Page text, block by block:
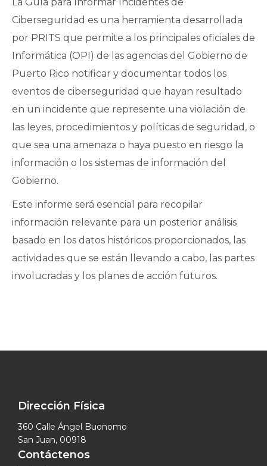
Ciberseguridad es una herramienta desarrollada
por PRITS que permite a los principales oficiales de
Informática (OPI) de las agencias del Gobierno de
Puerto Rico notificar y documentar todos los
eventos de ciberseguridad que hayan resultado
en un incidente que represente una violación de
las leyes, procedimientos y políticas de seguridad, o
que sea una amenaza o haya puesto en riesgo la
información o los sistemas de información del
Gobierno.
Este informe será esencial para recopilar
información relevante para un posterior análisis
basado en los datos históricos proporcionados, las
actividades que se están llevando a cabo, las partes
involucradas y los planes de acción futuros.
Dirección Física
360 Calle Ángel Buonomo
San Juan, 00918
Contáctenos